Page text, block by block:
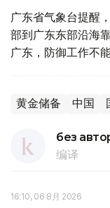
广东省气象台提醒
部到广东东部沿海
广东，防御工作不能
黄金储备 中国
без
编译
16:10, 06 8月 2026